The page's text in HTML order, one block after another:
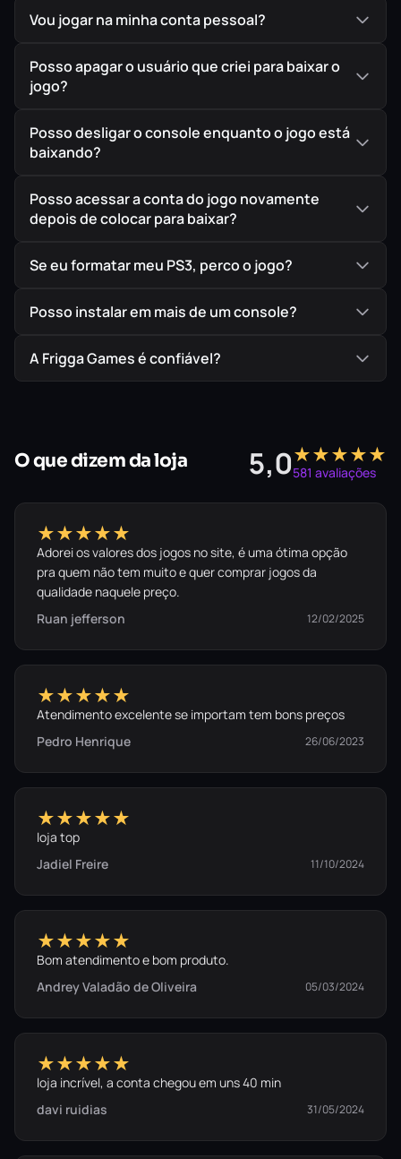
Vou jogar na minha conta pessoal?
Posso apagar o usuário que criei para baixar o
jogo?
Posso desligar o console enquanto o jogo está
baixando?
Posso acessar a conta do jogo novamente
depois de colocar para baixar?
Se eu formatar meu PS3, perco o jogo?
Posso instalar em mais de um console?
A Frigga Games é confiável?
O que dizem da loja 5,0★★★★★
581 avaliações
★★★★★
Adorei os valores dos jogos no site, é uma ótima opção
pra quem não tem muito e quer comprar jogos da
qualidade naquele preço.
Ruan jefferson
12/02/2025
★★★★★
Atendimento excelente se importam tem bons preços
Pedro Henrique
26/06/2023
★★★★★
loja top
Jadiel Freire
11/10/2024
★★★★★
Bom atendimento e bom produto.
Andrey Valadão de Oliveira
05/03/2024
★★★★★
loja incrível, a conta chegou em uns 40 min
davi ruidias
31/05/2024